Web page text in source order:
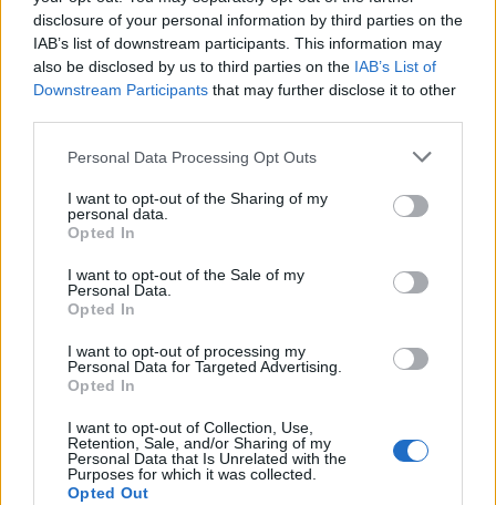
disclosure of your personal information by third parties on the
IAB’s list of downstream participants. This information may
also be disclosed by us to third parties on the IAB’s List of
Downstream Participants that may further disclose it to other
Personal Data Processing Opt Outs
I want to opt-out of the Sharing of my
personal data.
Opted In
I want to opt-out of the Sale of my
Personal Data.
Opted In
I want to opt-out of processing my
Personal Data for Targeted Advertising.
Opted In
I want to opt-out of Collection, Use,
Retention, Sale, and/or Sharing of my
Personal Data that Is Unrelated with the
Purposes for which it was collected.
Opted Out